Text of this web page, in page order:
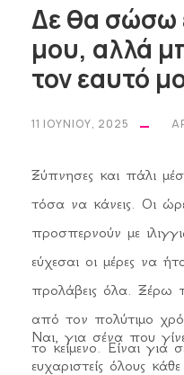
Δε θα σώσω
μου, αλλά
τον εαυτό
11 ΙΟΥΝΊΟΥ, 2025
Ξύπνησες και πάλι
τόσα να κάνεις. Οι
προσπερνούν με
εύχεσαι οι μέρες να
προλάβεις όλα. Ξέρω
από τον πολύτιμο
το κείμενο. Είναι για
Ναι, για σένα που
ευχαριστείς όλους